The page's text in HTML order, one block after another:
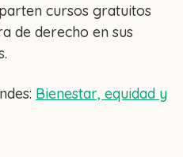
cursos gratuitos
de derecho en sus
Bienestar, equidad y